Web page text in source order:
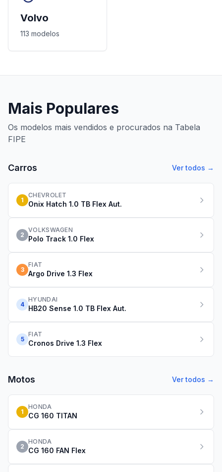
Volvo
113 modelos
Mais Populares
Os modelos mais vendidos e procurados na Tabela
FIPE
Carros Ver todos →
1
CHEVROLET
Onix Hatch 1.0 TB Flex Aut.
2
VOLKSWAGEN
Polo Track 1.0 Flex
3
FIAT
Argo Drive 1.3 Flex
4
HYUNDAI
HB20 Sense 1.0 TB Flex Aut.
5
FIAT
Cronos Drive 1.3 Flex
Motos Ver todos →
1
HONDA
CG 160 TITAN
2
HONDA
CG 160 FAN Flex